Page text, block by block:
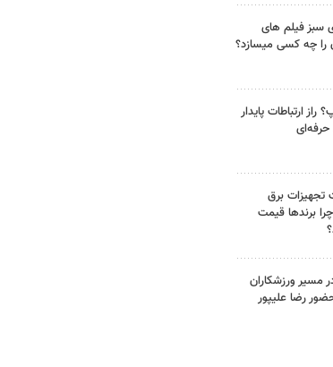
سبز فیلم های
را چه کسی میسازد؟
راز ارتباطات پایدار
تجهیزات برق
برندها قیمت
ورزشکاران
رضا علیپور